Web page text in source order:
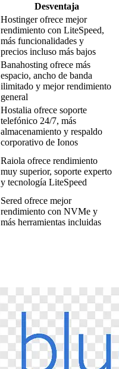
Desventaja
Hostinger ofrece mejor
rendimiento con LiteSpeed,
más funcionalidades y
precios incluso más bajos
Banahosting ofrece más
espacio, ancho de banda
ilimitado y mejor rendimiento
general
Hostalia ofrece soporte
telefónico 24/7, más
almacenamiento y respaldo
corporativo de Ionos
Raiola ofrece rendimiento
muy superior, soporte experto
y tecnología LiteSpeed
Sered ofrece mejor
rendimiento con NVMe y
más herramientas incluidas